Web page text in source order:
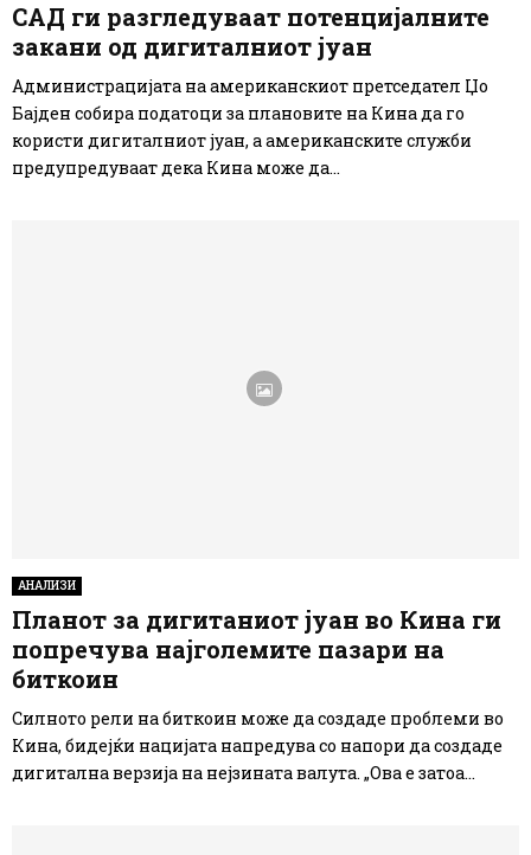
САД ги разгледуваат потенцијалните
закани од дигиталниот јуан
Администрацијата на американскиот претседател Џо
Бајден собира податоци за плановите на Кина да го
користи дигиталниот јуан, а американските служби
предупредуваат дека Кина може да...
АНАЛИЗИ
Планот за дигитаниот јуан во Кина ги
попречува најголемите пазари на
биткоин
Силното рели на биткоин може да создаде проблеми во
Кина, бидејќи нацијата напредува со напори да создаде
дигитална верзија на нејзината валута. „Ова е затоа...